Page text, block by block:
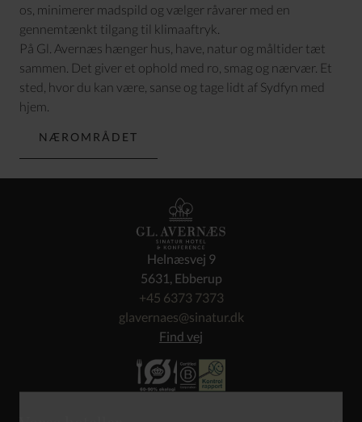
os, minimerer madspild og vælger råvarer med en
gennemtænkt tilgang til klimaaftryk.
På Gl. Avernæs hænger hus, have, natur og måltider tæt
sammen. Det giver et ophold med ro, smag og nærvær. Et
sted, hvor du kan være, sanse og tage lidt af Sydfyn med
hjem.
NÆROMRÅDET
Helnæsvej 9
5631, Ebberup
+45 6373 7373
glavernaes@sinatur.dk
Find vej